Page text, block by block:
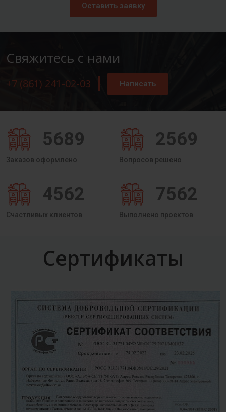
Оставить заявку
Свяжитесь с нами
+7 (861) 241-02-03 Написать
5689
Заказов оформлено
2569
Вопросов решено
4562
Счастливых клиентов
7562
Выполнено проектов
Сертификаты